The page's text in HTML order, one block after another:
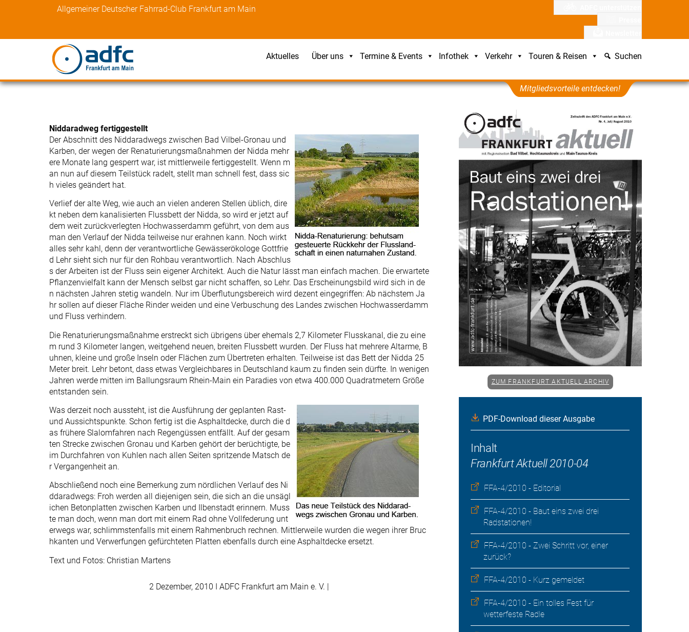
Allgemeiner Deutscher Fahrrad-Club Frankfurt am Main
Aktuelles Über uns Termine & Events Infothek Verkehr Touren & Reisen Suchen
Mitgliedsvorteile entdecken!
Niddaradweg fertiggestellt
Der Abschnitt des Niddaradwegs zwischen Bad Vilbel-Gronau und
Karben, der wegen der Renaturierungsmaßnahmen der Nidda mehr
ere Monate lang gesperrt war, ist mittlerweile fertiggestellt. Wenn m
an nun auf diesem Teilstück radelt, stellt man schnell fest, dass sic
h vieles geändert hat.
Verlief der alte Weg, wie auch an vielen anderen Stellen üblich, dire
kt neben dem kanalisierten Flussbett der Nidda, so wird er jetzt auf
dem weit zurückverlegten Hochwasserdamm geführt, von dem aus
man den Verlauf der Nidda teilweise nur erahnen kann. Noch wirkt
alles sehr kahl, denn der verantwortliche Gewässerökologe Gottfrie
d Lehr sieht sich nur für den Rohbau verantwortlich. Nach Abschlus
s der Arbeiten ist der Fluss sein eigener Architekt. Auch die Natur lässt man einfach machen. Die erwartete
Pflanzenvielfalt kann der Mensch selbst gar nicht schaffen, so Lehr. Das Erscheinungsbild wird sich in de
n nächsten Jahren stetig wandeln. Nur im Überflutungsbereich wird dezent eingegriffen: Ab nächstem Ja
hr sollen auf dieser Fläche Rinder weiden und eine Verbuschung des Landes zwischen Hochwasserdamm
und Fluss verhindern.
Die Renaturierungsmaßnahme erstreckt sich übrigens über ehemals 2,7 Kilometer Flusskanal, die zu eine
m rund 3 Kilometer langen, weitgehend neuen, breiten Flussbett wurden. Der Fluss hat mehrere Altarme, B
uhnen, kleine und große Inseln oder Flächen zum Übertreten erhalten. Teilweise ist das Bett der Nidda 25
Meter breit. Lehr betont, dass etwas Vergleichbares in Deutschland kaum zu finden sein dürfte. In wenigen
Jahren werde mitten im Ballungsraum Rhein-Main ein Paradies von etwa 400.000 Quadratmetern Größe
entstanden sein.
Was derzeit noch aussteht, ist die Ausführung der geplanten Rast-
und Aussichtspunkte. Schon fertig ist die Asphaltdecke, durch die d
as frühere Slalomfahren nach Regengüssen entfällt. Auf der gesam
ten Strecke zwischen Gronau und Karben gehört der berüchtigte, be
im Durchfahren von Kuhlen nach allen Seiten spritzende Matsch de
r Vergangenheit an.
Abschließend noch eine Bemerkung zum nördlichen Verlauf des Ni
ddaradwegs: Froh werden all diejenigen sein, die sich an die unsägl
ichen Betonplatten zwischen Karben und Ilbenstadt erinnern. Muss
te man doch, wenn man dort mit einem Rad ohne Vollfederung unt
erwegs war, schlimmstenfalls mit einem Rahmenbruch rechnen. Mittlerweile wurden die wegen ihrer Bruc
hkanten und Verwerfungen gefürchteten Platten ebenfalls durch eine Asphaltdecke ersetzt.
Text und Fotos: Christian Martens
2 Dezember, 2010 I ADFC Frankfurt am Main e. V. |
ZUM FRANKFURT AKTUELL ARCHIV
PDF-Download dieser Ausgabe
Inhalt
Frankfurt Aktuell 2010-04
FFA-4/2010 - Editorial
FFA-4/2010 - Baut eins zwei drei
Radstationen!
FFA-4/2010 - Zwei Schritt vor, einer
zurück?
FFA-4/2010 - Kurz gemeldet
FFA-4/2010 - Ein tolles Fest für
wetterfeste Radle